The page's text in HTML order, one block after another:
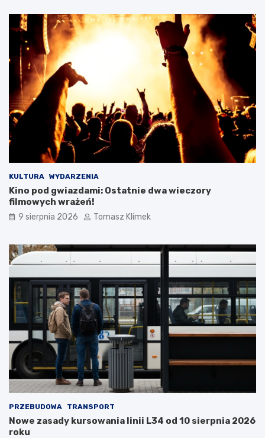
KULTURA WYDARZENIA
Kino pod gwiazdami: Ostatnie dwa wieczory
filmowych wrażeń!
9 sierpnia 2026 Tomasz Klimek
PRZEBUDOWA TRANSPORT
Nowe zasady kursowania linii L34 od 10 sierpnia 2026
roku